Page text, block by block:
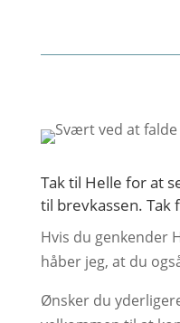
Tak til Helle for at
til brevkassen.
Hvis du genkender
håber jeg, at du
Ønsker du